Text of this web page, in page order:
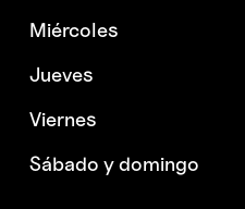
Miércoles
Jueves
Viernes
Sábado y domingo